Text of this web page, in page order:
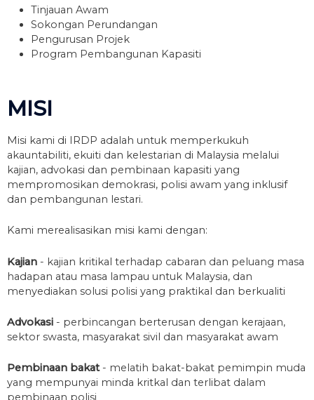
Tinjauan Awam
Sokongan Perundangan
Pengurusan Projek
Program Pembangunan Kapasiti
MISI
Misi kami di IRDP adalah untuk memperkukuh
akauntabiliti, ekuiti dan kelestarian di Malaysia melalui
kajian, advokasi dan pembinaan kapasiti yang
mempromosikan demokrasi, polisi awam yang inklusif
dan pembangunan lestari.
Kami merealisasikan misi kami dengan:
Kajian - kajian kritikal terhadap cabaran dan peluang masa
hadapan atau masa lampau untuk Malaysia, dan
menyediakan solusi polisi yang praktikal dan berkualiti
Advokasi - perbincangan berterusan dengan kerajaan,
sektor swasta, masyarakat sivil dan masyarakat awam
Pembinaan bakat- melatih bakat-bakat pemimpin muda
yang mempunyai minda kritkal dan terlibat dalam
pembinaan polisi